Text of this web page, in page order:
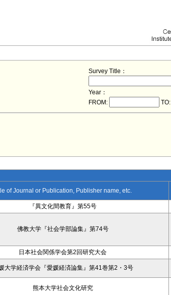
Survey Title：
Year：
FROM:
TO:
of Journal or Publication, Publisher name, etc.
『異文化間教育』第55号
佛教大学『社会学部論集』第74号
日本社会関係学会第2回研究大会
大学経済学会『愛媛経済論集』第41巻第2・3号
熊本大学社会文化研究